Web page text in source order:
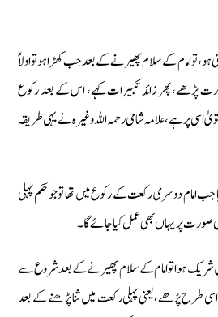
ہو، تو امام کے سلام پھیرنے کے بعد جب کھڑا ہو تو اولاً
سورت پڑھے، پھر زائد تکبیرات کہے، اس کے بعد رکوع
اسی پر ہے، علامہ شامی رحمہ اللہ وغیرہ نے یہی طریقہ
امام دوسری رکعت کے رکوع میں تھا تو جو حکم پہلی
صورت پر یہاں بھی عمل کیا جائے گا۔
شریک ہوا تو امام کے سلام پھیرنے کے بعد شروع سے
طرح پڑھے، یعنی پہلی رکعت میں ثنا پڑھنے کے بعد